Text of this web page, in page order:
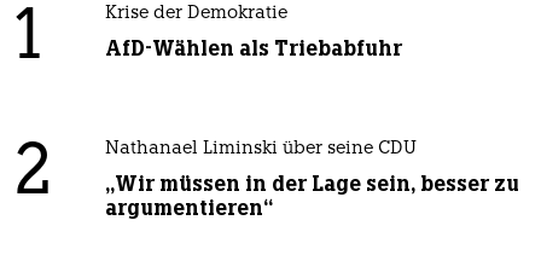
1 Krise der Demokratie
AfD-Wählen als Triebabfuhr
2 Nathanael Liminski über seine CDU
„Wir müssen in der Lage sein, besser zu
argumentieren“